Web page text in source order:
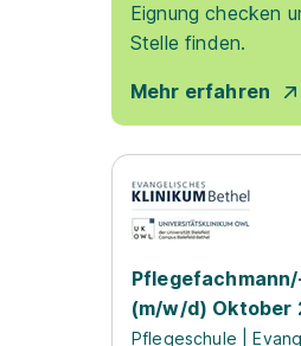
Eignung checken
Stelle finden.
Mehr erfahren
(m/w/d) Oktober
Pflegeschule |